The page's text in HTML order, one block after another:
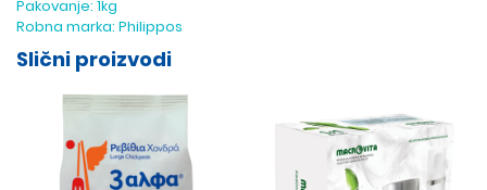
Pakovanje:1kg
Robna marka:Philippos
Slični proizvodi